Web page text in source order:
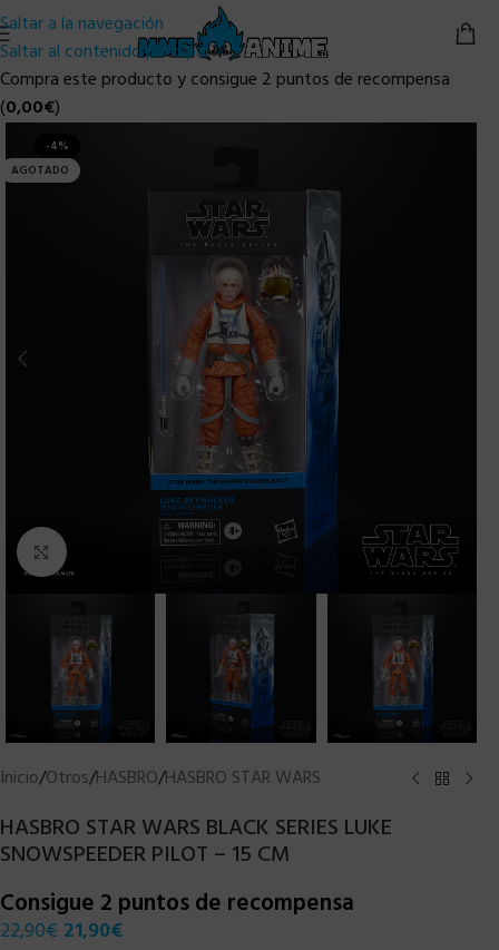
Saltar a la navegación
Saltar al contenido principal
Compra este producto y consigue 2 puntos de recompensa
(0,00€)
-4%
AGOTADO
Clic para ampliar
Inicio/Otros/HASBRO/HASBRO STAR WARS
HASBRO STAR WARS BLACK SERIES LUKE
SNOWSPEEDER PILOT – 15 CM
Consigue 2 puntos de recompensa
22,90€ 21,90€